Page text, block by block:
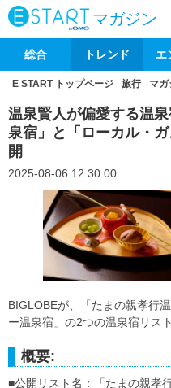
マガジン
総合 トレンド エ
E START トップページ 旅行 マガ
温泉賢人が偏愛する温
泉宿」と「ローカル・
開
2025-08-06 12:30:00
BIGLOBEが、「たまの親孝行
ー温泉宿」の2つの温泉宿リス
概要:
■公開リスト名：「たまの親孝